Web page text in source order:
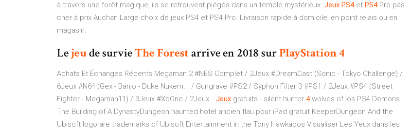
à travers une forêt magique, ils se retrouvent piégés dans un temple mystérieux. Jeux PS4et PS4Pro pas
cher à prix Auchan Large choix de jeux PS4 et PS4 Pro. Livraison rapide à domicile, en point relais ou en
magasin.
Lejeude survieThe Forestarrive en 2018 surPlayStation 4
Achats Et Échanges Récents Megaman 2 #NES Complet / 2Jeux #DreamCast (Sonic - Tokyo Challenge) /
6Jeux #N64 (Gex - Banjo - Duke Nukem... / Gungrave #PS2 / Syphon Filter 3 #PS1 / 2Jeux #PS4 (Street
Fighter - Megaman11) / 3Jeux #XbOne / 2Jeux… Jeux gratuits - silent hunter 4wolves of ios PS4 Demons
The Building of A DynastyDungeon haunted hotel ancien flau pour iPad gratuit KeeperDungeon And the
Ubisoft logo are trademarks of Ubisoft Entertainment in the Tony Hawkapos Visualiser Les Yeux dans les